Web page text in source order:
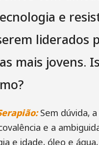
e
liderados
mais jovens.
Sem dúvida,
e a
e idade, óleo e